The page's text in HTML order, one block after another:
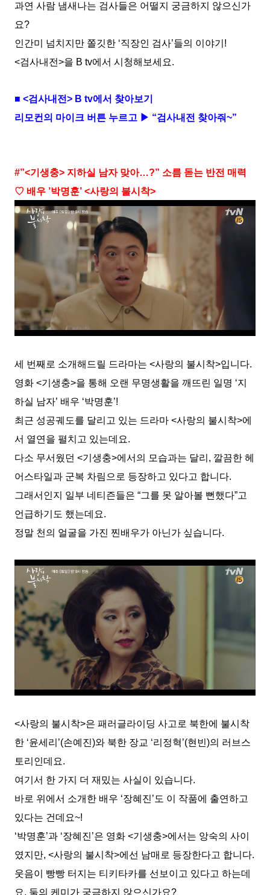
과연 사람 냄새나는 검사들은 어떨지 궁금하지 않으신가
요?
인간미 넘치지만 쫄깃한 ‘직장인 검사’들의 이야기!
<검사내전>을 B tv에서 시청해보세요.
■ <검사내전> B tv에서 찾아보기
리모컨의 마이크 버튼 누르고 ▶ “검사내전 찾아줘~”
#”<기생충> 지하실 남자 맞아…?” 소름 돋는 반전 매력
♡ 배우 ’박명훈’ <사랑의 불시착>
세 번째로 소개해드릴 드라마는 <사랑의 불시착>입니다.
영화 <기생충>을 통해 오랜 무명생활을 깨뜨린 일명 ‘지
하실 남자’ 배우 ‘박명훈’!
최근 성공궤도를 달리고 있는 드라마 <사랑의 불시착>에
서 열연을 펼치고 있는데요.
다소 무서웠던 <기생충>에서의 모습과는 달리, 깔끔한 헤
어스타일과 군복 차림으로 등장하고 있다고 합니다.
그래서인지 일부 네티즌들은 “그를 못 알아볼 뻔했다”고
언급하기도 했는데요.
정말 천의 얼굴을 가진 찐배우가 아닌가 싶습니다.
<사랑의 불시착>은 패러글라이딩 사고로 북한에 불시착
한 ‘윤세리’(손예진)와 북한 장교 ‘리정혁’(현빈)의 러브스
토리인데요.
여기서 한 가지 더 재밌는 사실이 있습니다.
바로 위에서 소개한 배우 ‘장혜진’도 이 작품에 출연하고
있다는 건데요~!
‘박명훈’과 ‘장혜진’은 영화 <기생충>에서는 앙숙의 사이
였지만, <사랑의 불시착>에선 남매로 등장한다고 합니다.
웃음이 빵빵 터지는 티키타카를 선보이고 있다고 하는데
요, 둘의 케미가 궁금하지 않으신가요?